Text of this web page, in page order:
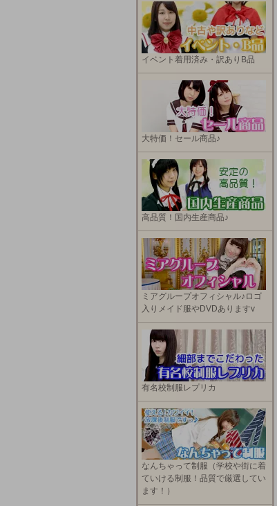
イベント着用済み・訳ありB品
大特価！セール商品♪
高品質！国内生産商品♪
ミアグループオフィシャル♪ロゴ
入りメイド服やDVDありますv
有名校制服レプリカ
なんちゃって制服（学校や街に着
ていける制服！品質で厳選してい
ます！）